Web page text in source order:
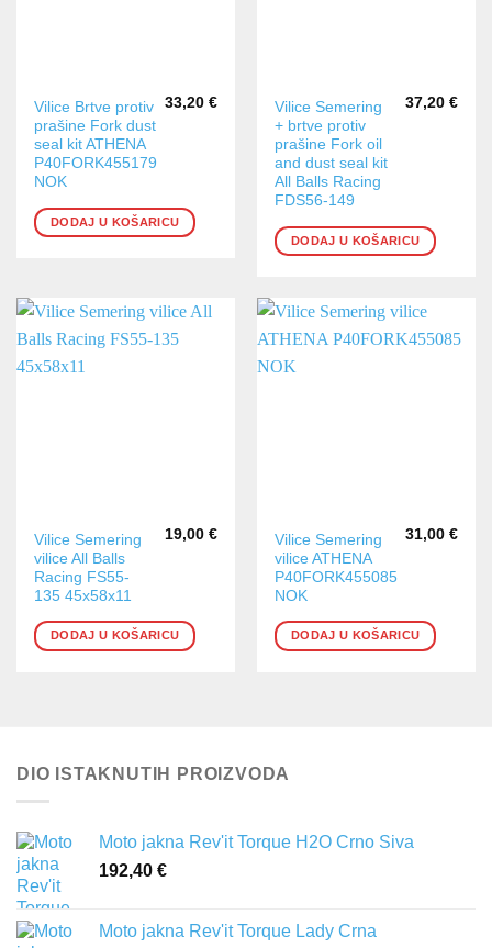
Vilice Brtve protiv
prašine Fork dust
seal kit ATHENA
P40FORK455179
NOK
33,20 €
DODAJ U KOŠARICU
Vilice Semering
+ brtve protiv
prašine Fork oil
and dust seal kit
All Balls Racing
FDS56-149
37,20 €
DODAJ U KOŠARICU
Vilice Semering
vilice All Balls
Racing FS55-
135 45x58x11
19,00 €
DODAJ U KOŠARICU
Vilice Semering
vilice ATHENA
P40FORK455085
NOK
31,00 €
DODAJ U KOŠARICU
DIO ISTAKNUTIH PROIZVODA
Moto jakna Rev'it Torque H2O Crno Siva
192,40 €
Moto jakna Rev'it Torque Lady Crna